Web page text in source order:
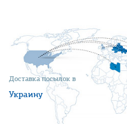
Доставка посылок в
Украину